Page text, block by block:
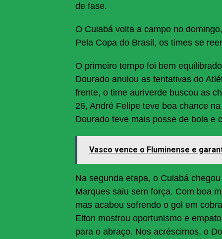
de fase.
O Cuiabá volta a campo no
Pela Copa do Brasil, os times se
O primeiro tempo foi bem
Dourado anulou as tentativas do
frente, o time auriverde buscou as
26, André Felipe teve boa chance
Dourado teve mais posse de bola e
Vasco vence o Fluminense e
Na segunda etapa, o Cuiabá
Marques saiu sem força. Com boa
mas acabou sofrendo o gol em
Elton mostrou oportunismo e
para o abraço. Nos acréscimos, o